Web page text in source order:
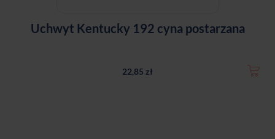
Uchwyt Kentucky 192 cyna postarzana
22,85 zł